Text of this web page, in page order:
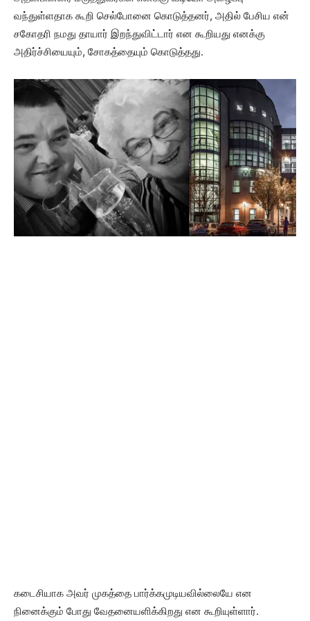
வந்துள்ளதாக கூறி செல்போனை கொடுத்தனர், அதில் பேசிய என்
சகோதரி நமது தாயார் இறந்துவிட்டார் என கூறியது எனக்கு
அதிர்ச்சியையும், சோகத்தையும் கொடுத்தது.
கடைசியாக அவர் முகத்தை பார்க்கமுடியவில்லையே என
நினைக்கும் போது வேதனையளிக்கிறது என கூறியுள்ளார்.